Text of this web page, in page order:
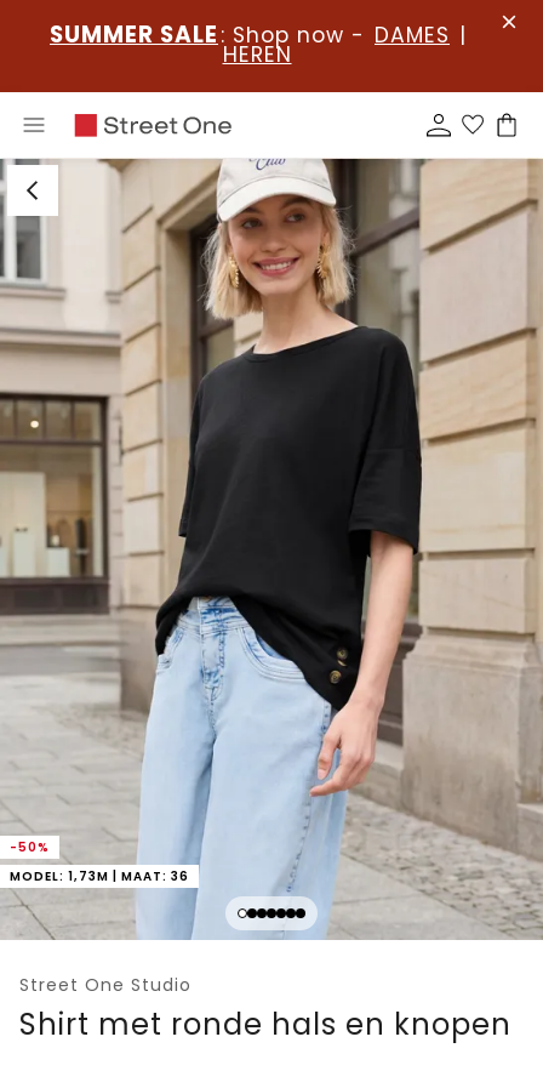
SUMMER SALE : Shop now - DAMES |
HEREN
-50%
MODEL: 1,73M | MAAT: 36
Street One Studio
Shirt met ronde hals en knopen